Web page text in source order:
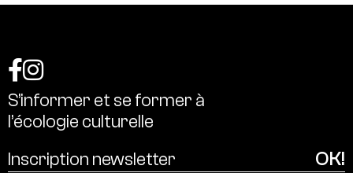
S’informer et se former à
l’écologie culturelle